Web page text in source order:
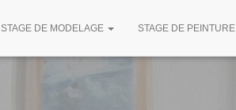
STAGE DE MODELAGE STAGE DE PEINTURE